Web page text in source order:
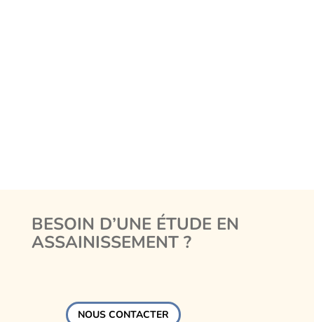
BESOIN D’UNE ÉTUDE EN
ASSAINISSEMENT ?
NOUS CONTACTER